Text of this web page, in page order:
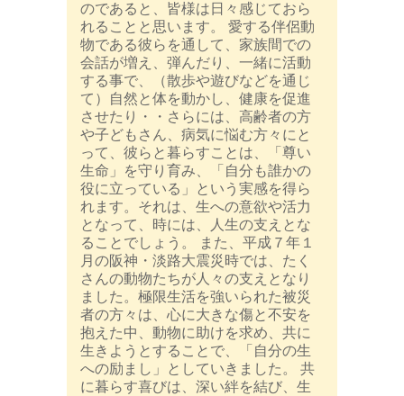
のであると、皆様は日々感じておら
れることと思います。 愛する伴侶動
物である彼らを通して、家族間での
会話が増え、弾んだり、一緒に活動
する事で、（散歩や遊びなどを通じ
て）自然と体を動かし、健康を促進
させたり・・さらには、高齢者の方
や子どもさん、病気に悩む方々にと
って、彼らと暮らすことは、「尊い
生命」を守り育み、「自分も誰かの
役に立っている」という実感を得ら
れます。それは、生への意欲や活力
となって、時には、人生の支えとな
ることでしょう。 また、平成７年１
月の阪神・淡路大震災時では、たく
さんの動物たちが人々の支えとなり
ました。極限生活を強いられた被災
者の方々は、心に大きな傷と不安を
抱えた中、動物に助けを求め、共に
生きようとすることで、「自分の生
への励まし」としていきました。 共
に暮らす喜びは、深い絆を結び、生